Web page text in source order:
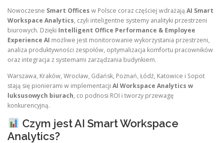
Nowoczesne Smart Offices w Polsce coraz częściej wdrażają AI Smart
Workspace Analytics, czyli inteligentne systemy analityki przestrzeni
biurowych. Dzięki Intelligent Office Performance & Employee
Experience AI możliwe jest monitorowanie wykorzystania przestrzeni,
analiza produktywności zespołów, optymalizacja komfortu pracowników
oraz integracja z systemami zarządzania budynkiem.
Warszawa, Kraków, Wrocław, Gdańsk, Poznań, Łódź, Katowice i Sopot
stają się pionierami w implementacji AI Workspace Analytics w
luksusowych biurach, co podnosi ROI i tworzy przewagę
konkurencyjną.
Czym jest AI Smart Workspace
Analytics?